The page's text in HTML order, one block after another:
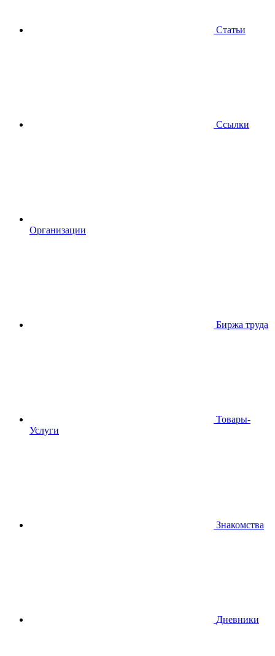
Статьи
Ссылки
Организации
Биржа труда
Товары-
Услуги
Знакомства
Дневники